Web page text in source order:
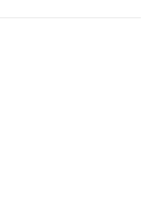
тонкостей
к сложному